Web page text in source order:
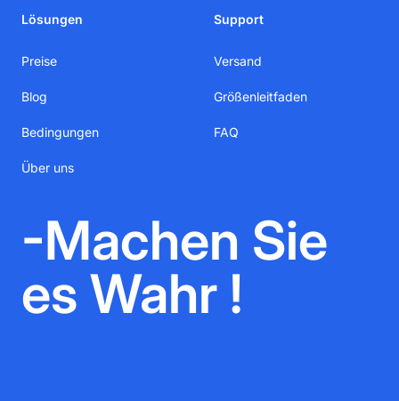
Lösungen
Preise
Blog
Bedingungen
Über uns
Support
Versand
Größenleitfaden
FAQ
-Machen Sie
es Wahr !